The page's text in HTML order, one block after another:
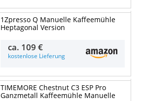
1Zpresso Q Manuelle Kaffeemühle
Heptagonal Version
ca. 109 €
kostenlose Lieferung
TIMEMORE Chestnut C3 ESP Pro
Ganzmetall Kaffeemühle Manuelle